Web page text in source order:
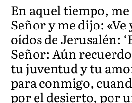
En aquel tiempo,
Señor y me dijo: «Ve
oídos de Jerusalén:
Señor: Aún
tu juventud y tu
para conmigo,
por el desierto, por